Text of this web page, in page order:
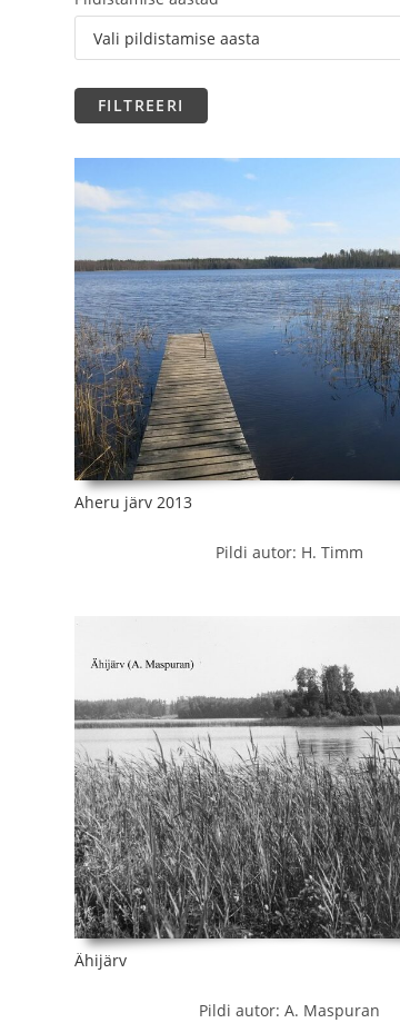
Aheru järv 2013
Pildi autor: H. Timm
Ähijärv
Pildi autor: A. Maspuran